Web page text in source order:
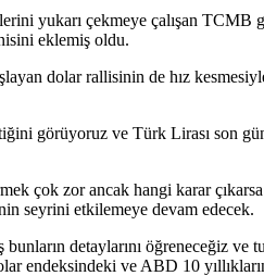
yukarı çekmeye çalışan TCMB
eklemiş oldu.
dolar rallisinin de hız
görüyoruz ve Türk Lirası son
çok zor ancak hangi karar çıkarsa
seyrini etkilemeye devam edecek.
detaylarını öğreneceğiz ve
endeksindeki ve ABD 10